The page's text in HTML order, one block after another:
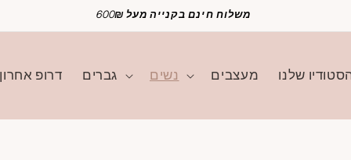
משלוח חינם בקנייה מעל 600₪
דרופ אחרון גברים נשים מעצבים שלנו